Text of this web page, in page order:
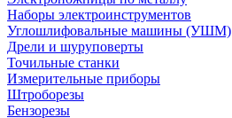
Наборы электроинструментов
Углошлифовальные машины (УШМ)
Дрели и шуруповерты
Точильные станки
Измерительные приборы
Штроборезы
Бензорезы